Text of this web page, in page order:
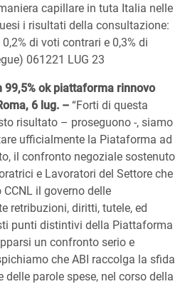
capillare in tuta Italia nelle
i risultati della consultazione:
di voti contrari e 0,3% di
061221 LUG 23
99,5% ok piattaforma rinnovo
6 lug. – “Forti di questa
risultato – proseguono -, siamo
ufficialmente la Piataforma ad
il confronto negoziale sostenuto
e Lavoratori del Settore che
il governo delle
retribuzioni, diritti, tutele, ed
punti distintivi della Piattaforma
un confronto serio e
che ABI raccolga la sfida
delle parole spese, nel corso della